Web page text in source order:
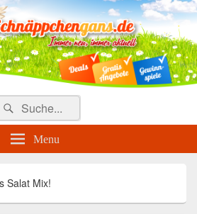
Gewinnspiele
Angebote
SearchSuche
Menu
Salat Mix!